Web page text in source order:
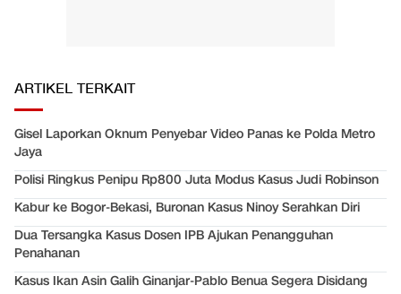
ARTIKEL TERKAIT
Gisel Laporkan Oknum Penyebar Video Panas ke Polda Metro
Jaya
Polisi Ringkus Penipu Rp800 Juta Modus Kasus Judi Robinson
Kabur ke Bogor-Bekasi, Buronan Kasus Ninoy Serahkan Diri
Dua Tersangka Kasus Dosen IPB Ajukan Penangguhan
Penahanan
Kasus Ikan Asin Galih Ginanjar-Pablo Benua Segera Disidang